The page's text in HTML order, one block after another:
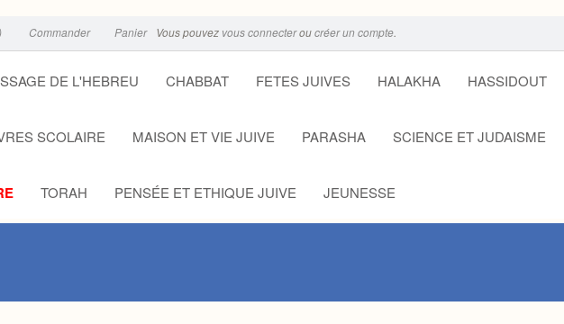
Commander Panier Vous pouvez vous connecteroucréer un compte.
DE L'HEBREU CHABBAT FETES JUIVES HALAKHA HASSIDOUT
SCOLAIRE MAISON ET VIE JUIVE PARASHA SCIENCE ET JUDAISME
TORAH PENSÉE ET ETHIQUE JUIVE JEUNESSE